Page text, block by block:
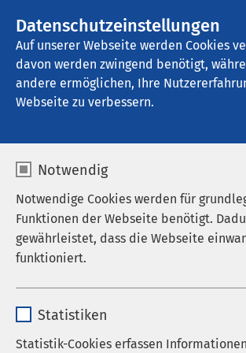
Datenschutzeinstellungen
Auf unserer Webseite werden Cookies
davon werden zwingend benötigt,
andere ermöglichen, Ihre
Webseite zu verbessern.
Notwendig
Notwendige Cookies werden für
Funktionen der Webseite benötigt.
gewährleistet, dass die Webseite
funktioniert.
Anbieter sgalinski
Statistiken
Statistik-Cookies erfassen
AMEOS Klinikum Neustadt
Ergebnisse Ihrer
Nutzen Sie dieses Feld, um Ihre